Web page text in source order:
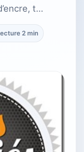
t…
2 min